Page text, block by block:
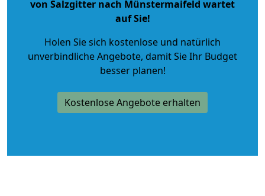
von Salzgitter nach Münstermaifeld wartet
auf Sie!
Holen Sie sich kostenlose und natürlich
unverbindliche Angebote, damit Sie Ihr Budget
besser planen!
Kostenlose Angebote erhalten